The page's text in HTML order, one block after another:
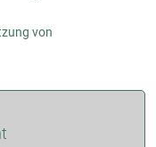
von